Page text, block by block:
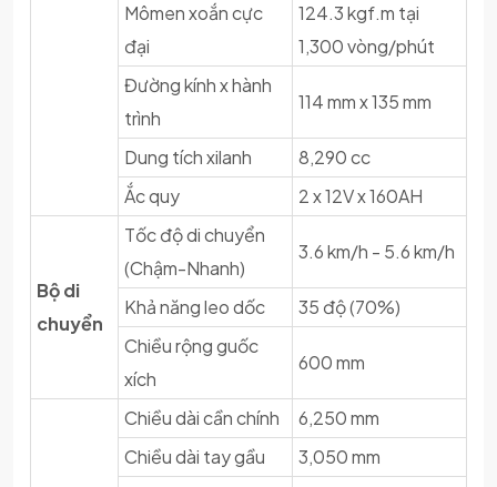
Mômen xoắn cực
đại
124.3 kgf.m tại
1,300 vòng/phút
Đường kính x hành
trình
114 mm x 135 mm
Dung tích xilanh
8,290 cc
Ắc quy
2 x 12V x 160AH
Bộ di
chuyển
Tốc độ di chuyển
(Chậm-Nhanh)
3.6 km/h - 5.6 km/h
Khả năng leo dốc
35 độ (70%)
Chiều rộng guốc
xích
600 mm
Chiều dài cần chính
6,250 mm
Chiều dài tay gầu
3,050 mm